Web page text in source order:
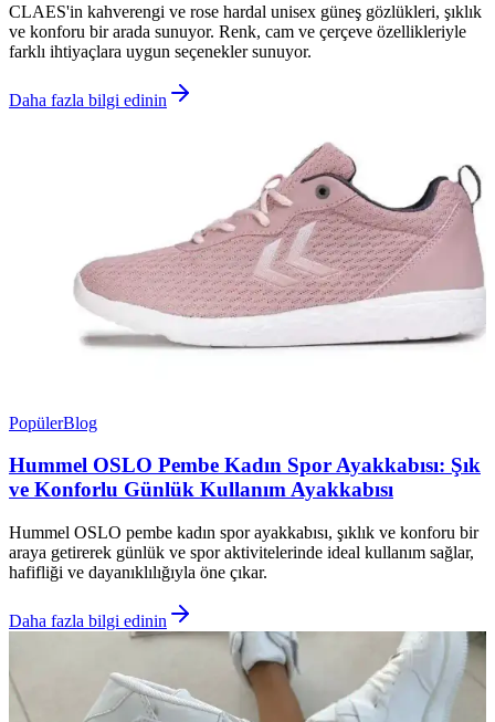
CLAES'in kahverengi ve rose hardal unisex güneş gözlükleri, şıklık
ve konforu bir arada sunuyor. Renk, cam ve çerçeve özellikleriyle
farklı ihtiyaçlara uygun seçenekler sunuyor.
Daha fazla bilgi edinin
PopülerBlog
Hummel OSLO Pembe Kadın Spor Ayakkabısı: Şık
ve Konforlu Günlük Kullanım Ayakkabısı
Hummel OSLO pembe kadın spor ayakkabısı, şıklık ve konforu bir
araya getirerek günlük ve spor aktivitelerinde ideal kullanım sağlar,
hafifliği ve dayanıklılığıyla öne çıkar.
Daha fazla bilgi edinin